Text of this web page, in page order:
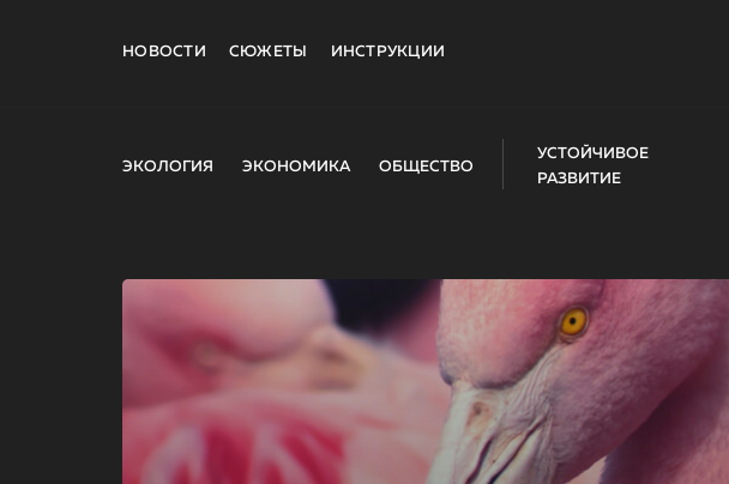
НОВОСТИ СЮЖЕТЫ ИНСТРУКЦИИ
ЭКОЛОГИЯ ЭКОНОМИКА ОБЩЕСТВО
УСТОЙЧИВОЕ
РАЗВИТИЕ